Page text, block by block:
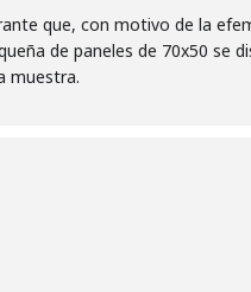
que, con motivo de la
de paneles de 70x50 se
muestra.